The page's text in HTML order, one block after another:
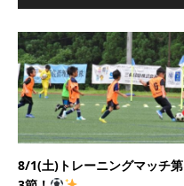
8/1(土)トレーニングマッチ第